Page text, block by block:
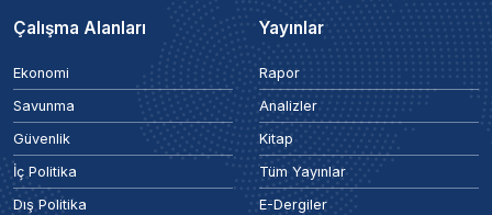
Çalışma Alanları
Ekonomi
Savunma
Güvenlik
İç Politika
Dış Politika
Yayınlar
Rapor
Analizler
Kitap
Tüm Yayınlar
E-Dergiler